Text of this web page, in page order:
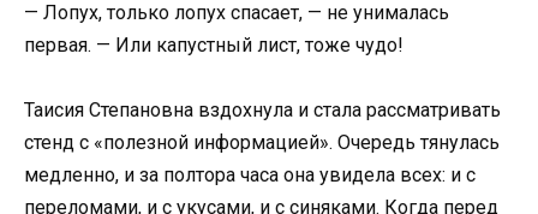
— Лопух, только лопух спасает, — не унималась
первая. — Или капустный лист, тоже чудо!
Таисия Степановна вздохнула и стала рассматривать
стенд с «полезной информацией». Очередь тянулась
медленно, и за полтора часа она увидела всех: и с
переломами, и с укусами, и с синяками. Когда перед